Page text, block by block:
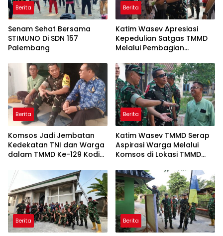
Berita
Senam Sehat Bersama
STIMUNO Di SDN 157
Palembang
Berita
Katim Wasev Apresiasi
Kepedulian Satgas TMMD
Melalui Pembagian
Berita
Komsos Jadi Jembatan
Kedekatan TNI dan Warga
dalam TMMD Ke-129 Kodim
Berita
Katim Wasev TMMD Serap
Aspirasi Warga Melalui
Komsos di Lokasi TMMD
Berita Berita